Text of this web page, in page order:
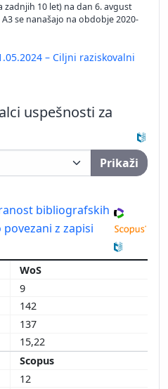
zadnjih 10 let) na dan 6. avgust
se nanašajo na obdobje 2020-
– Ciljni raziskovalni
uspešnosti za
Prikaži
bibliografskih
povezani z zapisi
WoS
9
142
137
15,22
Scopus
12